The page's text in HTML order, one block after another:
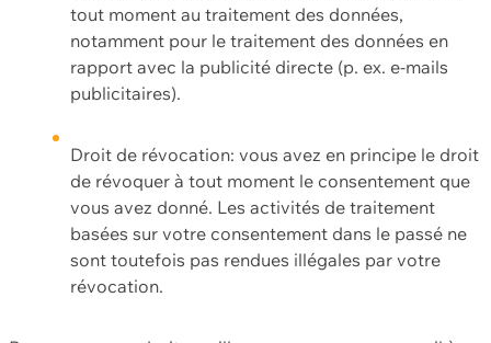
tout moment au traitement des données,
notamment pour le traitement des données en
rapport avec la publicité directe (p. ex. e-mails
publicitaires).
Droit de révocation: vous avez en principe le droit
de révoquer à tout moment le consentement que
vous avez donné. Les activités de traitement
basées sur votre consentement dans le passé ne
sont toutefois pas rendues illégales par votre
révocation.